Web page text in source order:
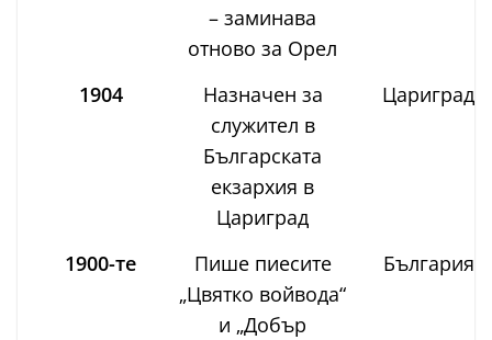
– заминава
отново за Орел
1904
Назначен за
служител в
Българската
екзархия в
Цариград
Цариград
1900-те
Пише пиесите
„Цвятко войвода“
и „Добър
България